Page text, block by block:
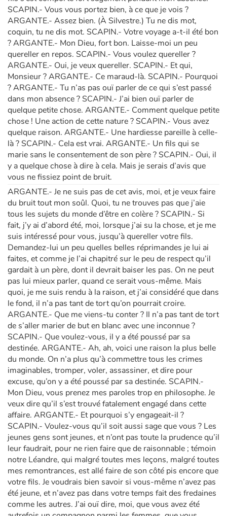
SCAPIN.- Vous vous portez bien, à ce que je vois ?
ARGANTE.- Assez bien. (À Silvestre.) Tu ne dis mot,
coquin, tu ne dis mot. SCAPIN.- Votre voyage a-t-il été bon
? ARGANTE.- Mon Dieu, fort bon. Laisse-moi un peu
quereller en repos. SCAPIN.- Vous voulez quereller ?
ARGANTE.- Oui, je veux quereller. SCAPIN.- Et qui,
Monsieur ? ARGANTE.- Ce maraud-là. SCAPIN.- Pourquoi
? ARGANTE.- Tu n’as pas ouï parler de ce qui s’est passé
dans mon absence ? SCAPIN.- J’ai bien ouï parler de
quelque petite chose. ARGANTE.- Comment quelque petite
chose ! Une action de cette nature ? SCAPIN.- Vous avez
quelque raison. ARGANTE.- Une hardiesse pareille à celle-
là ? SCAPIN.- Cela est vrai. ARGANTE.- Un fils qui se
marie sans le consentement de son père ? SCAPIN.- Oui, il
y a quelque chose à dire à cela. Mais je serais d’avis que
vous ne fissiez point de bruit.
ARGANTE.- Je ne suis pas de cet avis, moi, et je veux faire
du bruit tout mon soûl. Quoi, tu ne trouves pas que j’aie
tous les sujets du monde d’être en colère ? SCAPIN.- Si
fait, j’y ai d’abord été, moi, lorsque j’ai su la chose, et je me
suis intéressé pour vous, jusqu’à quereller votre fils.
Demandez-lui un peu quelles belles réprimandes je lui ai
faites, et comme je l’ai chapitré sur le peu de respect qu’il
gardait à un père, dont il devrait baiser les pas. On ne peut
pas lui mieux parler, quand ce serait vous-même. Mais
quoi, je me suis rendu à la raison, et j’ai considéré que dans
le fond, il n’a pas tant de tort qu’on pourrait croire.
ARGANTE.- Que me viens-tu conter ? Il n’a pas tant de tort
de s’aller marier de but en blanc avec une inconnue ?
SCAPIN.- Que voulez-vous, il y a été poussé par sa
destinée. ARGANTE.- Ah, ah, voici une raison la plus belle
du monde. On n’a plus qu’à commettre tous les crimes
imaginables, tromper, voler, assassiner, et dire pour
excuse, qu’on y a été poussé par sa destinée. SCAPIN.-
Mon Dieu, vous prenez mes paroles trop en philosophe. Je
veux dire qu’il s’est trouvé fatalement engagé dans cette
affaire. ARGANTE.- Et pourquoi s’y engageait-il ?
SCAPIN.- Voulez-vous qu’il soit aussi sage que vous ? Les
jeunes gens sont jeunes, et n’ont pas toute la prudence qu’il
leur faudrait, pour ne rien faire que de raisonnable ; témoin
notre Léandre, qui malgré toutes mes leçons, malgré toutes
mes remontrances, est allé faire de son côté pis encore que
votre fils. Je voudrais bien savoir si vous-même n’avez pas
été jeune, et n’avez pas dans votre temps fait des fredaines
comme les autres. J’ai ouï dire, moi, que vous avez été